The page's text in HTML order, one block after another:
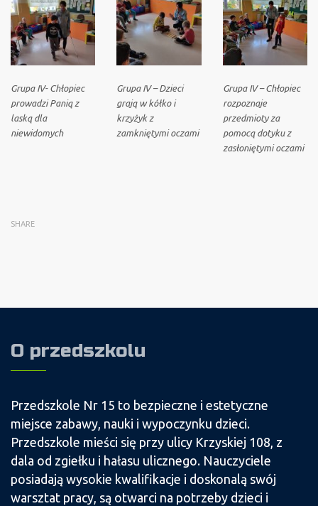
Grupa IV- Chłopiec
prowadzi Panią z
laską dla
niewidomych
Grupa IV – Dzieci
grają w kółko i
krzyżyk z
zamkniętymi oczami
Grupa IV – Chłopiec
rozpoznaje
przedmioty za
pomocą dotyku z
zasłoniętymi oczami
SHARE
O przedszkolu
Przedszkole Nr 15 to bezpieczne i estetyczne
miejsce zabawy, nauki i wypoczynku dzieci.
Przedszkole mieści się przy ulicy Krzyskiej 108, z
dala od zgiełku i hałasu ulicznego. Nauczyciele
posiadają wysokie kwalifikacje i doskonalą swój
warsztat pracy, są otwarci na potrzeby dzieci i